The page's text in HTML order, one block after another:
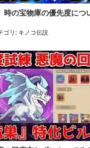
時の宝物庫の優先度につ
ゴリ: キノコ伝説